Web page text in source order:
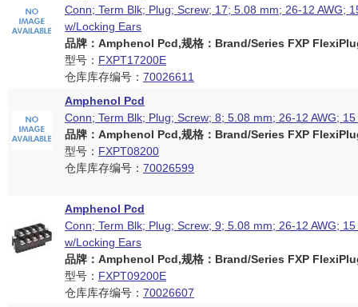
Conn; Term Blk; Plug; Screw; 17; 5.08 mm; 26-12 AWG;
w/Locking Ears
品牌：Amphenol Pcd,规格：Brand/Series FXP
型号： FXPT17200E
仓库库存编号： 70026611
Amphenol Pcd
Conn; Term Blk; Plug; Screw; 8; 5.08 mm; 26-12 AWG; 15
品牌：Amphenol Pcd,规格：Brand/Series FXP
型号： FXPT08200
仓库库存编号： 70026599
Amphenol Pcd
Conn; Term Blk; Plug; Screw; 9; 5.08 mm; 26-12 AWG; 15
w/Locking Ears
品牌：Amphenol Pcd,规格：Brand/Series FXP
型号： FXPT09200E
仓库库存编号： 70026607